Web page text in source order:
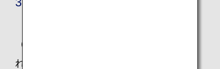
（1）2026年5月19日搭乗分以降に適用さ
れる日本国内線運賃について